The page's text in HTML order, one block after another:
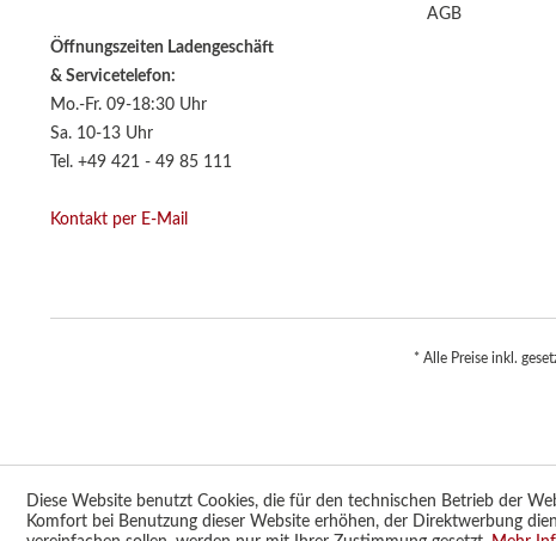
Öffnungszeiten Ladengeschäft
& Servicetelefon:
Mo.-Fr. 09-18:30 Uhr
Sa. 10-13 Uhr
Tel. +49 421 - 49 85 111
Kontakt per E-Mail
AGB
* Alle Preise inkl.
Diese Website benutzt Cookies, die für den technischen Betrieb der
Komfort bei Benutzung dieser Website erhöhen, der Direktwerbung